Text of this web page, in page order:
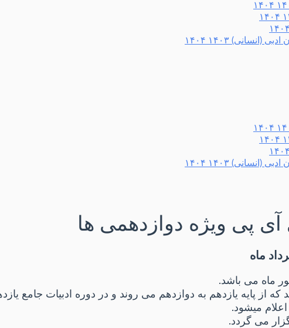
۱۴۰۳ ۱۴۰۴
۱۴۰۳ ۱۴۰۴
آی پی ویژه دوازدهمی ها
ماه
ماه می باشد.
که از پایه یازدهم به دوازدهم می روند و در دوره ادبیات جامع
میشود.
می گردد.